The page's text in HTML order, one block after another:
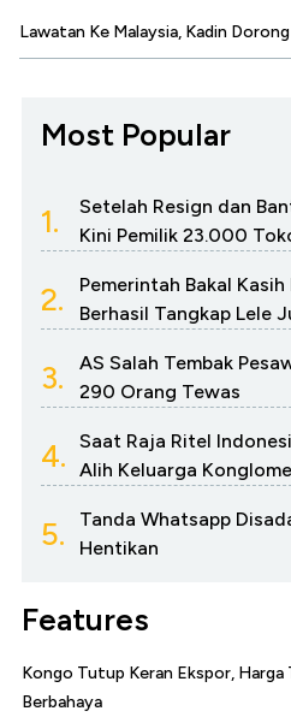
Lawatan Ke Malaysia, Kadin
Most Popular
1.
Setelah Resign dan
Kini Pemilik 23.000
2.
Pemerintah Bakal
Berhasil Tangkap Lele
3.
AS Salah Tembak
290 Orang Tewas
4.
Saat Raja Ritel
Alih Keluarga
5.
Tanda Whatsapp
Hentikan
Features
Kongo Tutup Keran Ekspor, Harga
Berbahaya